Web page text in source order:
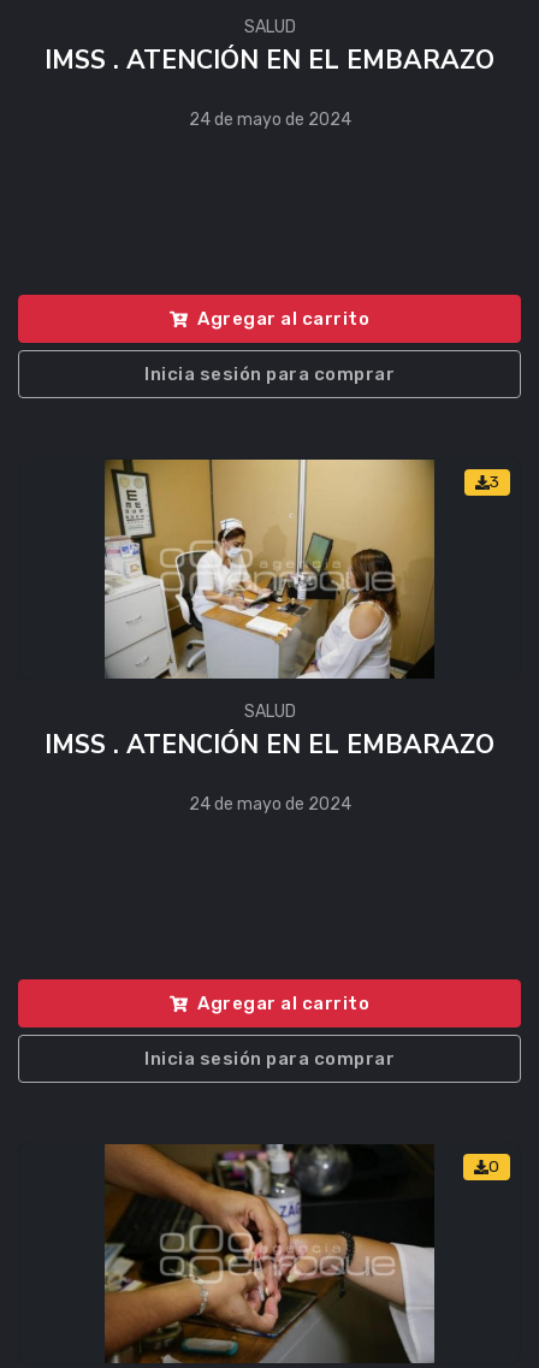
SALUD
IMSS . ATENCIÓN EN EL EMBARAZO
24 de mayo de 2024
Agregar al carrito
Inicia sesión para comprar
3
SALUD
IMSS . ATENCIÓN EN EL EMBARAZO
24 de mayo de 2024
Agregar al carrito
Inicia sesión para comprar
0